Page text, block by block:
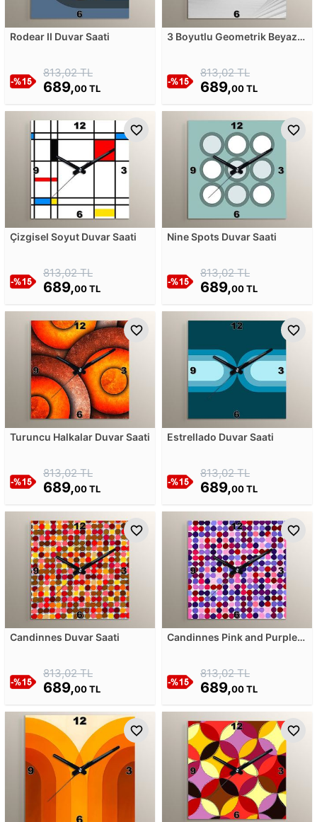
Rodear II Duvar Saati
813,02 TL
689,00 TL
3 Boyutlu Geometrik Beyaz
813,02 TL
689,00 TL
Çizgisel Soyut Duvar Saati
813,02 TL
689,00 TL
Nine Spots Duvar Saati
813,02 TL
689,00 TL
Turuncu Halkalar Duvar Saati
813,02 TL
689,00 TL
Estrellado Duvar Saati
813,02 TL
689,00 TL
Candinnes Duvar Saati
813,02 TL
689,00 TL
Candinnes Pink and Purple
813,02 TL
689,00 TL